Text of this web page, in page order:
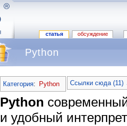
статья обсуждение
Python
Категория: Python Ссылки сюда
Python
и удобный